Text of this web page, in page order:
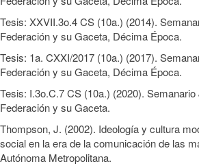
Tesis: XXVII.3o.4 CS (10a.) (2014).
Federación y su Gaceta, Décima Época.
Tesis: 1a. CXXI/2017 (10a.) (2017).
Federación y su Gaceta, Décima Época.
Tesis: I.3o.C.7 CS (10a.) (2020). Semanario
Federación y su Gaceta.
Thompson, J. (2002). Ideología y cultura
social en la era de la comunicación de las
Autónoma Metropolitana.